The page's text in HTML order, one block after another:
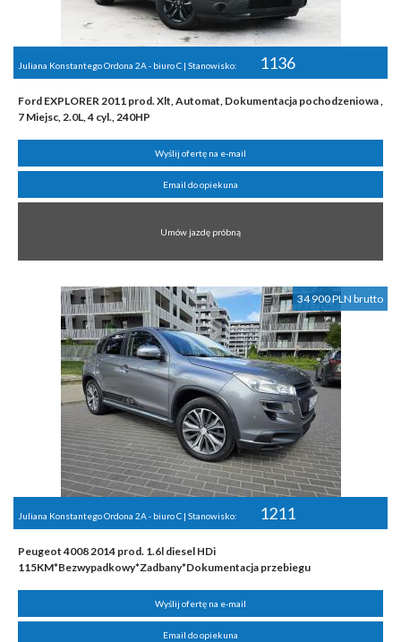
Juliana Konstantego Ordona 2A - biuro C | Stanowisko: 1136
Ford EXPLORER 2011 prod. Xlt, Automat, Dokumentacja pochodzeniowa ,
7 Miejsc, 2.0L, 4 cyl., 240HP
Wyślij ofertę na e-mail
Email do opiekuna
Umów jazdę próbną
34 900 PLN brutto
Juliana Konstantego Ordona 2A - biuro C | Stanowisko: 1211
Peugeot 4008 2014 prod. 1.6l diesel HDi
115KM*Bezwypadkowy*Zadbany*Dokumentacja przebiegu
Wyślij ofertę na e-mail
Email do opiekuna